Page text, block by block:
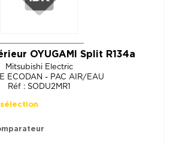
OYUGAMI Split R134a
Mitsubishi Electric
ECODAN - PAC AIR/EAU
Réf : SODU2MR1